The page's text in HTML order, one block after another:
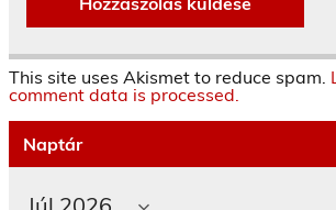
This site uses Akismet to reduce spam.
comment data is processed.
Naptár